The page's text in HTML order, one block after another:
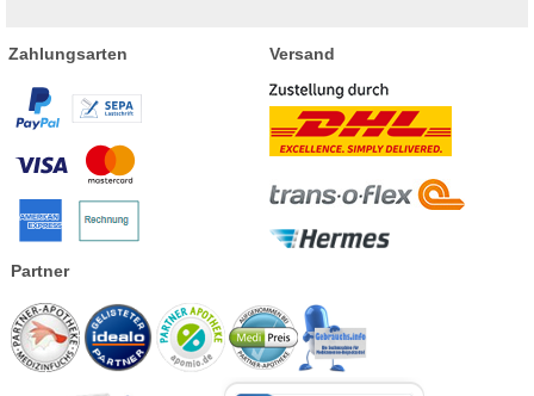
Zahlungsarten Versand
Partner